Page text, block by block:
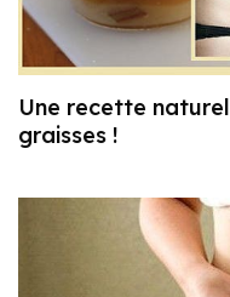
Une recette
graisses !